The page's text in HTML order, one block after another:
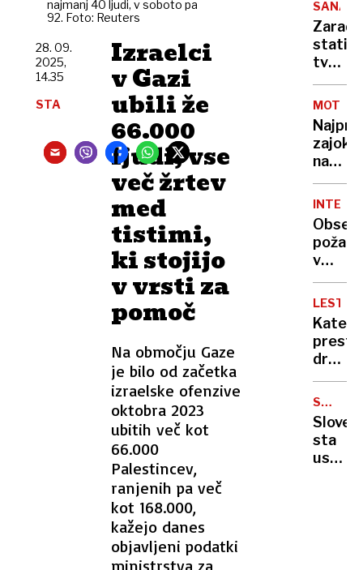
najmanj 40 ljudi, v soboto pa
92. Foto: Reuters
Izraelci
v Gazi
ubili že
66.000
ljudi, vse
več žrtev
med
tistimi,
ki stojijo
v vrsti za
pomoč
Na območju Gaze
je bilo od začetka
izraelske ofenzive
oktobra 2023
ubitih več kot
66.000
Palestincev,
ranjenih pa več
kot 168.000,
kažejo danes
objavljeni podatki
ministrstva za
28. 09.
2025,
14.35
STA
majice
1300
km/h.
Sledilo
ki
sploh
ni bil
kriv
Zaradi
morali
del
Najprej
nato
še
požar
v
Rušah:
Ena
oseba
pomoč,
škode
za
več
evrov
Katera
držav
je
KMETIJE
sta